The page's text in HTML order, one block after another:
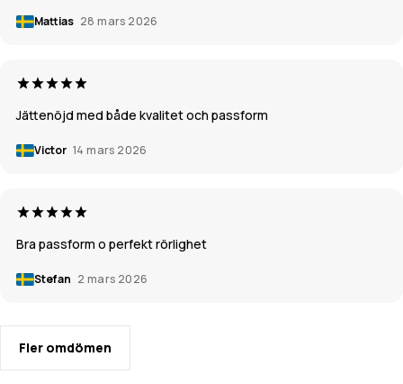
Mattias 28 mars 2026
Jättenöjd med både kvalitet och passform
Victor 14 mars 2026
Bra passform o perfekt rörlighet
Stefan 2 mars 2026
Fler omdömen